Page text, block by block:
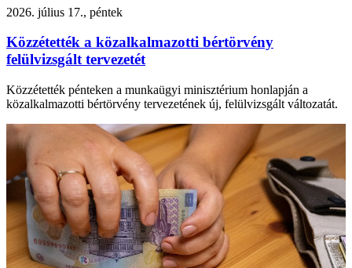
2026. július 17., péntek
Közzétették a közalkalmazotti bértörvény
felülvizsgált tervezetét
Közzétették pénteken a munkaügyi minisztérium honlapján a
közalkalmazotti bértörvény tervezetének új, felülvizsgált változatát.